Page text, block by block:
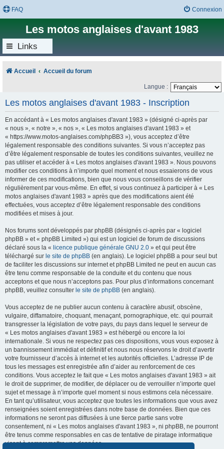
FAQ Connexion
Les motos anglaises d'avant 1983
Links
Accueil Accueil du forum
Langue :
Les motos anglaises d'avant 1983 - Inscription
En accédant à « Les motos anglaises d'avant 1983 » (désigné ci-après par
« nous », « notre », « nos », « Les motos anglaises d'avant 1983 » et
« https://www.motos-anglaises.com/phpBB3 »), vous acceptez d’être
légalement responsable des conditions suivantes. Si vous n’acceptez pas
d’être légalement responsable de toutes les conditions suivantes, veuillez ne
pas utiliser et accéder à « Les motos anglaises d'avant 1983 ». Nous pouvons
modifier ces conditions à n’importe quel moment et nous essaierons de vous
informer de ces modifications, bien que nous vous conseillons de vérifier
régulièrement par vous-même. En effet, si vous continuez à participer à « Les
motos anglaises d'avant 1983 » après que des modifications aient été
effectuées, vous acceptez d’être légalement responsable des conditions
modifiées et mises à jour.
Nos forums sont développés par phpBB (désignés ci-après par « logiciel
phpBB » et « phpBB Limited ») qui est un logiciel de forum de discussions
déclaré sous la « licence publique générale GNU 2.0 » et qui peut être
téléchargé sur le site de phpBB (en anglais). Le logiciel phpBB a pour seul but
de faciliter les discussions sur internet et phpBB Limited ne peut en aucun cas
être tenu comme responsable de la conduite et du contenu que nous
acceptons et que nous n’acceptons pas. Pour plus d’informations concernant
phpBB, veuillez consulter le site de phpBB (en anglais).
Vous acceptez de ne publier aucun contenu à caractère abusif, obscène,
vulgaire, diffamatoire, choquant, menaçant, pornographique, etc. qui pourrait
transgresser la législation de votre pays, du pays dans lequel le serveur de
« Les motos anglaises d'avant 1983 » est hébergé ou encore la loi
internationale. Si vous ne respectez pas ces dispositions, vous vous exposez à
un bannissement immédiat et définitif et nous nous réservons le droit d’avertir
votre fournisseur d’accès à internet et les autorités officielles. L’adresse IP de
tous les messages est enregistrée afin d’aider au renforcement de ces
conditions. Vous acceptez le fait que « Les motos anglaises d'avant 1983 » ait
le droit de supprimer, de modifier, de déplacer ou de verrouiller n’importe quel
sujet et message à n’importe quel moment si nous estimons cela nécessaire.
En tant qu’utilisateur, vous acceptez que toutes les informations que vous avez
renseignées soient enregistrées dans notre base de données. Bien que ces
informations ne seront pas diffusées à une tierce partie sans votre
consentement, ni « Les motos anglaises d'avant 1983 », ni phpBB, ne pourront
être tenus comme responsables en cas de tentative de piratage informatique
visant à compromettre vos données.